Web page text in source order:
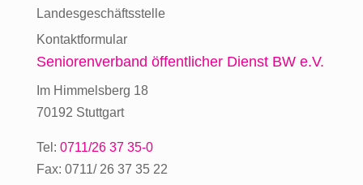
Landesgeschäftsstelle
Kontaktformular
Seniorenverband öffentlicher Dienst BW e.V.
Im Himmelsberg 18
70192 Stuttgart
Tel: 0711/26 37 35-0
Fax: 0711/ 26 37 35 22